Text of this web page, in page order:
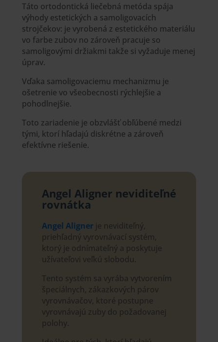
Táto ortodontická liečebná metóda spája
výhody estetických a samoligovacích
strojčekov: je vyrobená z estetického materiálu
vo farbe zubov no zároveň pracuje so
samoligovými držiakmi takže si vyžaduje menej
úprav.
Vďaka samoligovaciemu mechanizmu je
ošetrenie vo všeobecnosti rýchlejšie a
pohodlnejšie.
Toto zariadenie je obzvlášť obľúbené medzi
tými, ktorí hľadajú diskrétne a zároveň
efektívne riešenie.
Angel Aligner neviditeľné
rovnátka
Angel Alignerje neviditeľný,
priehľadný vyrovnávací systém,
ktorý je odnímateľný a poskytuje
užívateľovi veľkú slobodu.
Tento systém sa vyrába vytvorením
špeciálnych, zákazkových párov
vyrovnávačov, ktoré postupne
vyrovnávajú zuby do požadovanej
polohy.